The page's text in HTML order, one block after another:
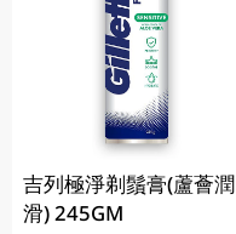
吉列極淨剃鬚膏(蘆薈潤
滑) 245GM